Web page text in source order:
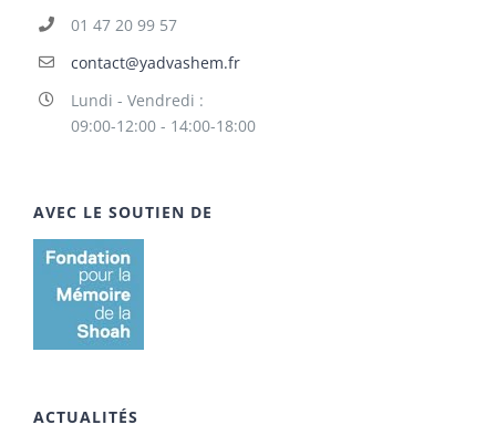
01 47 20 99 57
contact@yadvashem.fr
Lundi - Vendredi :
09:00-12:00 - 14:00-18:00
AVEC LE SOUTIEN DE
ACTUALITÉS